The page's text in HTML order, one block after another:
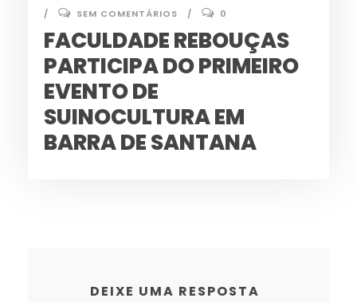
SEM COMENTÁRIOS
0
FACULDADE REBOUÇAS
PARTICIPA DO PRIMEIRO
EVENTO DE
SUINOCULTURA EM
BARRA DE SANTANA
DEIXE UMA RESPOSTA